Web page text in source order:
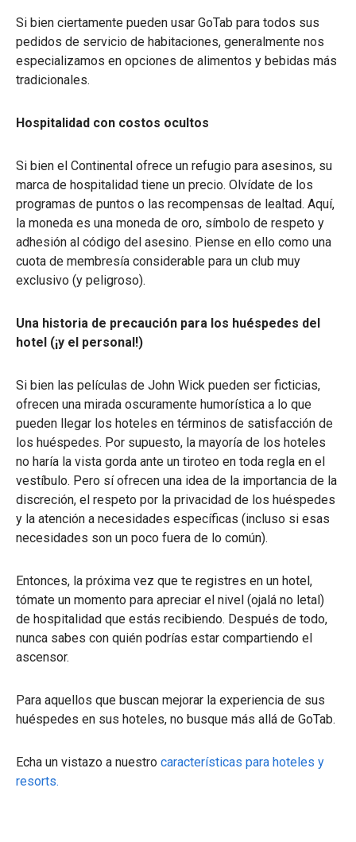
Si bien ciertamente pueden usar GoTab para todos sus
pedidos de servicio de habitaciones, generalmente nos
especializamos en opciones de alimentos y bebidas más
tradicionales.
Hospitalidad con costos ocultos
Si bien el Continental ofrece un refugio para asesinos, su
marca de hospitalidad tiene un precio. Olvídate de los
programas de puntos o las recompensas de lealtad. Aquí,
la moneda es una moneda de oro, símbolo de respeto y
adhesión al código del asesino. Piense en ello como una
cuota de membresía considerable para un club muy
exclusivo (y peligroso).
Una historia de precaución para los huéspedes del
hotel (¡y el personal!)
Si bien las películas de John Wick pueden ser ficticias,
ofrecen una mirada oscuramente humorística a lo que
pueden llegar los hoteles en términos de satisfacción de
los huéspedes. Por supuesto, la mayoría de los hoteles
no haría la vista gorda ante un tiroteo en toda regla en el
vestíbulo. Pero sí ofrecen una idea de la importancia de la
discreción, el respeto por la privacidad de los huéspedes
y la atención a necesidades específicas (incluso si esas
necesidades son un poco fuera de lo común).
Entonces, la próxima vez que te registres en un hotel,
tómate un momento para apreciar el nivel (ojalá no letal)
de hospitalidad que estás recibiendo. Después de todo,
nunca sabes con quién podrías estar compartiendo el
ascensor.
Para aquellos que buscan mejorar la experiencia de sus
huéspedes en sus hoteles, no busque más allá de GoTab.
Echa un vistazo a nuestro características para hoteles y
resorts.